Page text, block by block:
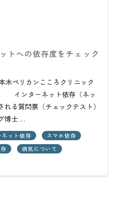
トへの依存度をチェック
木ペリカンこころクリニック
インターネット依存（ネッ
る質問票（チェックテスト）
博士 …
ネット依存
スマホ依存
病気について